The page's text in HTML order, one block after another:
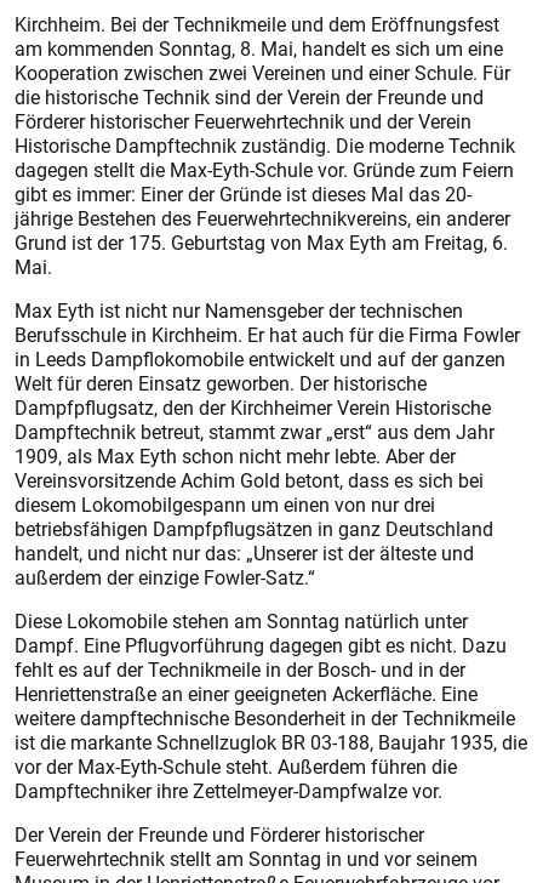
Kirchheim. Bei der Technikmeile und dem Eröffnungsfest
am kommenden Sonntag, 8. Mai, handelt es sich um eine
Kooperation zwischen zwei Vereinen und einer Schule. Für
die historische Technik sind der Verein der Freunde und
Förderer historischer Feuerwehrtechnik und der Verein
Historische Dampftechnik zuständig. Die moderne Technik
dagegen stellt die Max-Eyth-Schule vor. Gründe zum Feiern
gibt es immer: Einer der Gründe ist dieses Mal das 20-
jährige Bestehen des Feuerwehrtechnikvereins, ein anderer
Grund ist der 175. Geburtstag von Max Eyth am Freitag, 6.
Mai.
Max Eyth ist nicht nur Namensgeber der technischen
Berufsschule in Kirchheim. Er hat auch für die Firma Fowler
in Leeds Dampflokomobile entwickelt und auf der ganzen
Welt für deren Einsatz geworben. Der historische
Dampfpflugsatz, den der Kirchheimer Verein Historische
Dampftechnik betreut, stammt zwar „erst“ aus dem Jahr
1909, als Max Eyth schon nicht mehr lebte. Aber der
Vereinsvorsitzende Achim Gold betont, dass es sich bei
diesem Lokomobilgespann um einen von nur drei
betriebsfähigen Dampfpflugsätzen in ganz Deutschland
handelt, und nicht nur das: „Unserer ist der älteste und
außerdem der einzige Fowler-Satz.“
Diese Lokomobile stehen am Sonntag natürlich unter
Dampf. Eine Pflugvorführung dagegen gibt es nicht. Dazu
fehlt es auf der Technikmeile in der Bosch- und in der
Henriettenstraße an einer geeigneten Ackerfläche. Eine
weitere dampftechnische Besonderheit in der Technikmeile
ist die markante Schnellzuglok BR 03-188, Baujahr 1935, die
vor der Max-Eyth-Schule steht. Außerdem führen die
Dampftechniker ihre Zettelmeyer-Dampfwalze vor.
Der Verein der Freunde und Förderer historischer
Feuerwehrtechnik stellt am Sonntag in und vor seinem